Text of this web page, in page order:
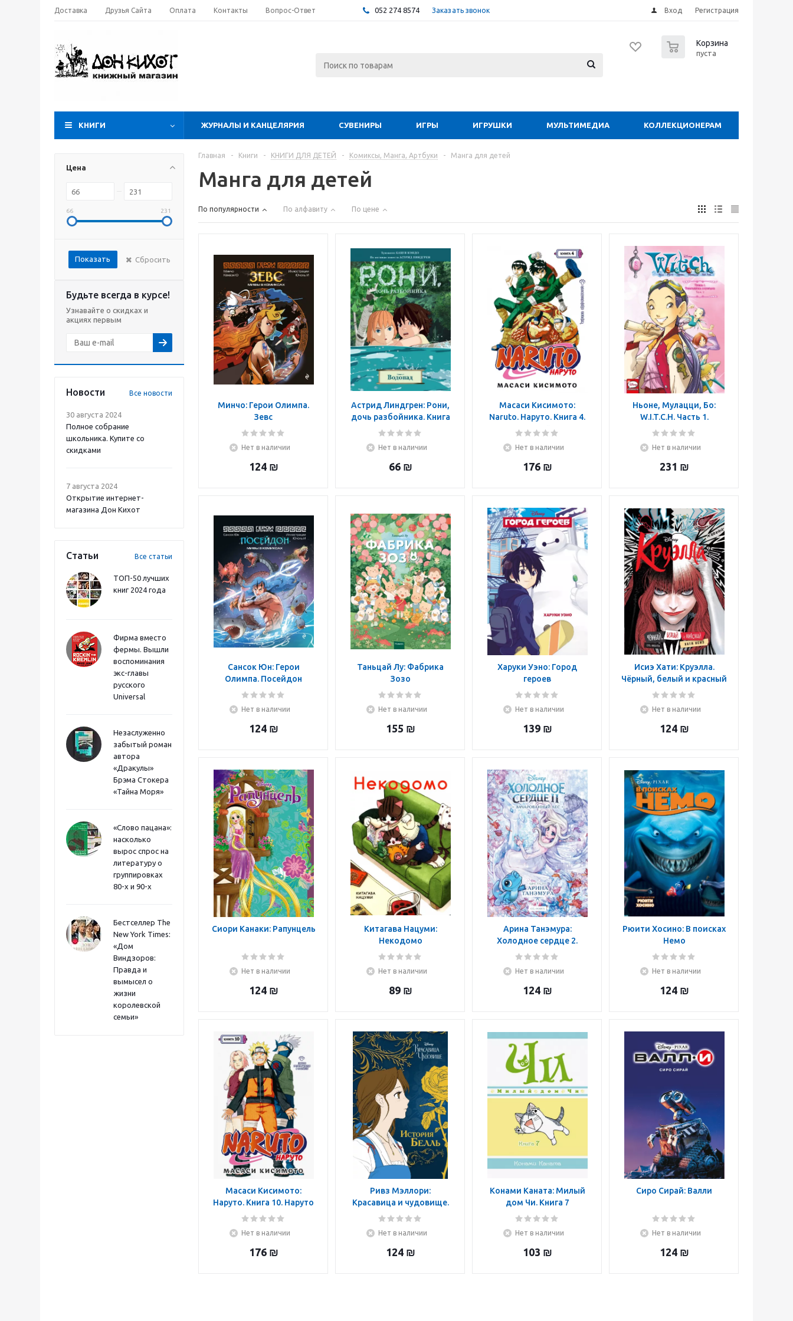
Доставка Друзья Сайта Оплата Контакты Вопрос-Ответ 052 274 8574 Заказать звонок Вход Регистрация
Корзина
пуста
КНИГИ ЖУРНАЛЫ И КАНЦЕЛЯРИЯ СУВЕНИРЫ ИГРЫ ИГРУШКИ МУЛЬТИМЕДИА КОЛЛЕКЦИОНЕРАМ
Цена
66 231
Показать Сбросить
Будьте всегда в курсе!
Узнавайте о скидках и
акциях первым
Новости Все новости
30 августа 2024
Полное собрание
школьника. Купите со
скидками
7 августа 2024
Открытие интернет-
магазина Дон Кихот
Статьи Все статьи
ТОП-50 лучших
книг 2024 года
Фирма вместо
фермы. Вышли
воспоминания
экс-главы
русского
Universal
Незаслуженно
забытый роман
автора
«Дракулы»
Брэма Стокера
«Тайна Моря»
«Слово пацана»:
насколько
вырос спрос на
литературу о
группировках
80-х и 90-х
Бестселлер The
New York Times:
«Дом
Виндзоров:
Правда и
вымысел о
жизни
королевской
семьи»
Главная - Книги - КНИГИ ДЛЯ ДЕТЕЙ - Комиксы, Манга, Артбуки - Манга для детей
Манга для детей
По популярности По алфавиту По цене
Минчо: Герои Олимпа.
Зевс
Нет в наличии
124₪
Астрид Линдгрен: Рони,
дочь разбойника. Книга
4. Водопад
Нет в наличии
66₪
Масаси Кисимото:
Naruto. Наруто. Книга 4.
Превосходный ниндзя.
Нет в наличии
176₪
Ньоне, Мулацци, Бо:
W.I.T.C.H. Часть 1.
Двенадцать порталов.
Нет в наличии
231 ₪
Сансок Юн: Герои
Олимпа. Посейдон
Нет в наличии
124₪
Таньцай Лу: Фабрика
Зозо
Нет в наличии
155 ₪
Харуки Уэно: Город
героев
Нет в наличии
139₪
Исиэ Хати: Круэлла.
Чёрный, белый и красный
Нет в наличии
124₪
Сиори Канаки: Рапунцель
Нет в наличии
124₪
Китагава Нацуми:
Некодомо
Нет в наличии
89₪
Арина Танэмура:
Холодное сердце 2.
Зачарованный лес
Нет в наличии
124₪
Рюити Хосино: В поисках
Немо
Нет в наличии
124₪
Масаси Кисимото:
Наруто. Книга 10. Наруто
возвращается в Листву
Нет в наличии
176₪
Ривз Мэллори:
Красавица и чудовище.
История Белль
Нет в наличии
124₪
Конами Каната: Милый
дом Чи. Книга 7
Нет в наличии
103 ₪
Сиро Сирай: Валли
Нет в наличии
124₪